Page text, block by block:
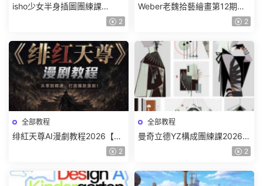
isho少女半身插圖團練課
2026【畫質高清隻有視頻】 2
Weber老魏拾藝繪畫第12期角
色特訓班【畫質不錯隻有視
2
全部教程
绯紅天尊AI漫劇教程2026【畫
2
全部教程
曼奇立德YZ構成團練課2026年
8月已結課【畫質高清有課件】
2